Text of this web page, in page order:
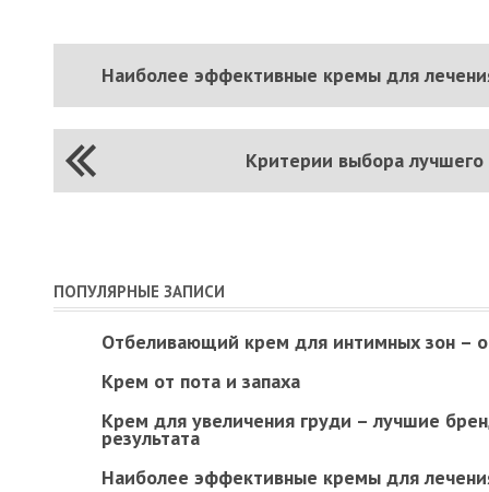
Наиболее эффективные кремы для
Критерии выбора
ПОПУЛЯРНЫЕ ЗАПИСИ
Отбеливающий крем для интимных зон –
Крем от пота и запаха
Крем для увеличения груди – лучшие
результата
Наиболее эффективные кремы для